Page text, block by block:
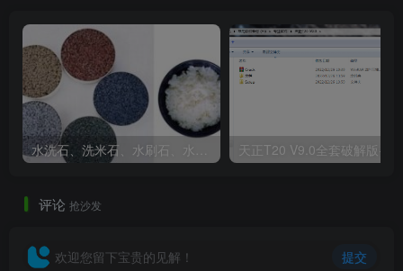
水洗石、洗米石、水刷石、水磨石、胶粘石傻傻分不清楚
评论 抢沙发
欢迎您留下宝贵的见解！ 提交